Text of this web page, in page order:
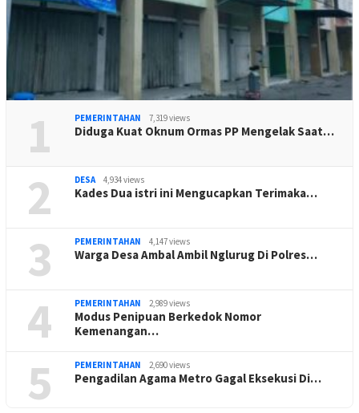
1 PEMERINTAHAN 7,319 views
Diduga Kuat Oknum Ormas PP Mengelak Saat…
2 DESA 4,934 views
Kades Dua istri ini Mengucapkan Terimaka…
3 PEMERINTAHAN 4,147 views
Warga Desa Ambal Ambil Nglurug Di Polres…
4 PEMERINTAHAN 2,989 views
Modus Penipuan Berkedok Nomor
Kemenangan…
5 PEMERINTAHAN 2,690 views
Pengadilan Agama Metro Gagal Eksekusi Di…